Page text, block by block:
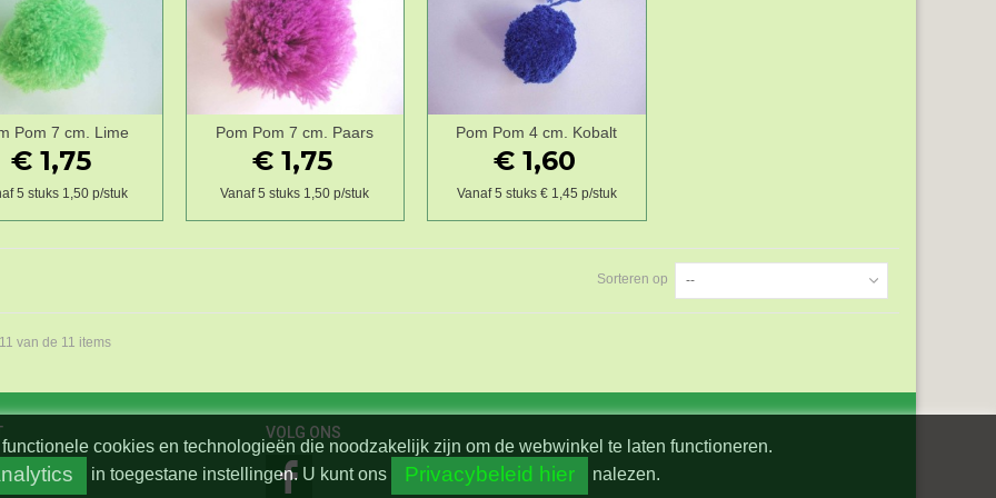
Wenslijst
Pom 7 cm. Lime
€ 1,75
5 stuks 1,50 p/stuk
Wenslijst
Pom Pom 7 cm. Paars
€ 1,75
Vanaf 5 stuks 1,50 p/stuk
Wenslijst
Pom Pom 4 cm. Kobalt
€ 1,60
Vanaf 5 stuks € 1,45 p/stuk
Sorteren op --
van de 11 items
VOLG ONS
cookies en technologieën die noodzakelijk zijn om de webwinkel te laten functioneren.
in toegestane instellingen. U kunt ons Privacybeleid hier
nalezen.